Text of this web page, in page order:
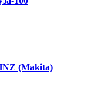
(Makita)